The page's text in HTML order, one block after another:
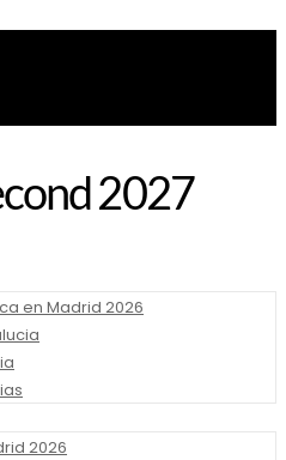
en Madrid 2026
2026
2027